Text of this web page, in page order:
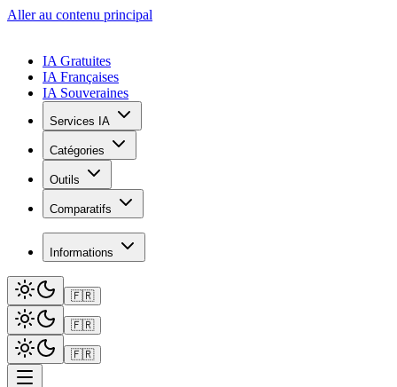
Aller au contenu principal
IA Gratuites
IA Françaises
IA Souveraines
Services IA
Catégories
Outils
Comparatifs
Informations
🇫🇷
🇫🇷
🇫🇷